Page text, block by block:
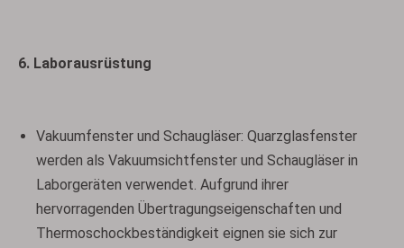
6. Laborausrüstung
Vakuumfenster und Schaugläser: Quarzglasfenster
werden als Vakuumsichtfenster und Schaugläser in
Laborgeräten verwendet. Aufgrund ihrer
hervorragenden Übertragungseigenschaften und
Thermoschockbeständigkeit eignen sie sich zur
Siliziumfenster Saphirfenster